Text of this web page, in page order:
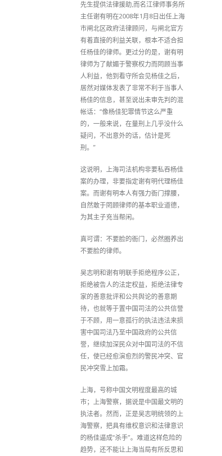
先生提供法律援助,而名江律师事务所
主任谢有明在2008年1月8日出任上海
市闸北区政府法律顾问，与闸北官方
有着直接的利益关联，根本不适合担
任杨佳的律师。更过分的是，谢有明
律师为了献媚于警察权力而罔顾当事
人利益，他到看守所会见杨佳之后，
居然对媒体发表了非常不利于当事人
杨佳的信息，甚至说出未审先判的混
帐话：“像杨佳犯罪情节这么严重
的，一般来说，在量刑上几乎没什么
疑问，不出意外的话，估计是死
刑。”
这说明，上海司法机构非要私吞杨佳
案的办理，非要指定谢有明代理杨佳
案。而谢有明本人有强力衙门撑腰，
自然敢于罔顾律师的基本职业道德，
为其主子充当帮闲。
真可谓：不要脸的衙门，必然圈养出
不要脸的律师。
吴志明和谢有明联手拒绝程序公正，
拒绝被告人的法定权益，拒绝法律专
家的善意批评和公共舆论的善意期
待，也就等于置中国司法的公共信誉
于不顾，用一意孤行的执法违法来损
害中国司法乃至中国政府的公共信
誉，继续加深民众对中国司法的不信
任，使已经愈演愈烈的警民冲突、官
民冲突雪上加霜。
上海，号称中国文明程度最高的城
市；上海警察，据说是中国最文明的
执法者。然而，正是吴志明统领的上
海警察，把具有维权意识和法律意识
的杨佳逼成“杀手”。难道这样危险的
趋势，还不能让上海当局有所反思和